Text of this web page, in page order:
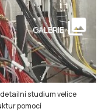
studium velice
pomocí
GALERIE collections